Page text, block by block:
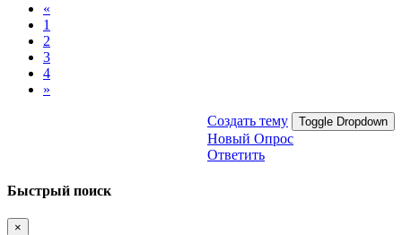
«
1
2
3
4
»
Создать тему Toggle Dropdown
Новый Опрос
Ответить
Быстрый поиск
×